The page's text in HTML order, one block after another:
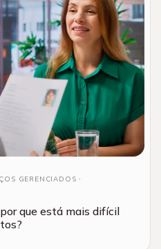
GERENCIADOS
que está mais difícil